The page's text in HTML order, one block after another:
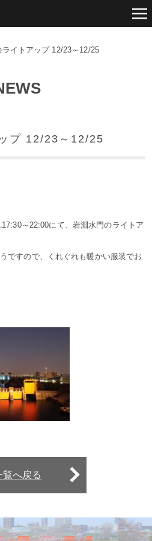
ライトアップ 12/23～12/25
プ 12/23～12/25
～22:00にて、岩淵水門のライトア
ですので、くれぐれも暖かい服装でお
覧へ戻る